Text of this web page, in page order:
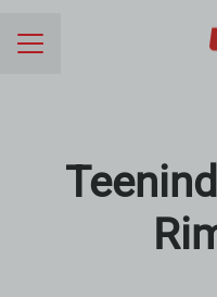
KARJÄÄRIMENÜÜ